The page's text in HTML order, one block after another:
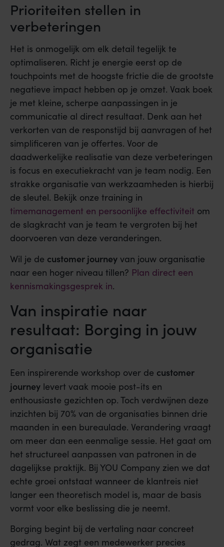
Prioriteiten stellen in
verbeteringen
Het is onmogelijk om elk detail tegelijk te
optimaliseren. Richt je energie eerst op de
touchpoints met de hoogste frictie die de grootste
negatieve impact hebben op je omzet. Vaak boek
je met kleine, scherpe aanpassingen in je
communicatie al direct resultaat. Denk aan het
verkorten van de responstijd bij aanvragen of het
simplificeren van je offertes. Voor de
daadwerkelijke realisatie van deze verbeteringen
is focus en executiekracht van je team nodig. Een
strakke organisatie van werkzaamheden is hierbij
de sleutel. Bekijk onze training in
timemanagement en persoonlijke effectiviteit om
de slagkracht van je team te vergroten bij het
doorvoeren van deze veranderingen.
Wil je de customer journey van jouw organisatie
naar een hoger niveau tillen? Plan direct een
kennismakingsgesprek in.
Van inspiratie naar
resultaat: Borging in jouw
organisatie
Een inspirerende workshop over de customer
journey levert vaak mooie post-its en
enthousiaste gezichten op. Toch verdwijnen deze
inzichten bij 70% van de organisaties binnen drie
maanden in een bureaulade. Verandering vraagt
om meer dan een eenmalige sessie. Het gaat om
het structureel aanpassen van patronen in de
dagelijkse praktijk. Bij YOU Company zien we dat
echte groei ontstaat wanneer de klantreis niet
langer een theoretisch model is, maar de basis
vormt voor elke beslissing die je neemt.
Borging begint bij de vertaling naar concreet
gedrag. Wat zegt een medewerker precies